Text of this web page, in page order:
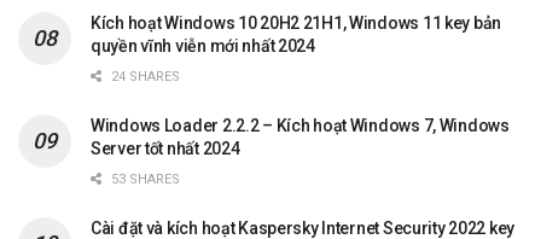
Kích hoạt Windows 10 20H2 21H1, Windows 11 key bản
quyền vĩnh viễn mới nhất 2024
24 SHARES
Windows Loader 2.2.2 – Kích hoạt Windows 7, Windows
Server tốt nhất 2024
53 SHARES
Cài đặt và kích hoạt Kaspersky Internet Security 2022 key